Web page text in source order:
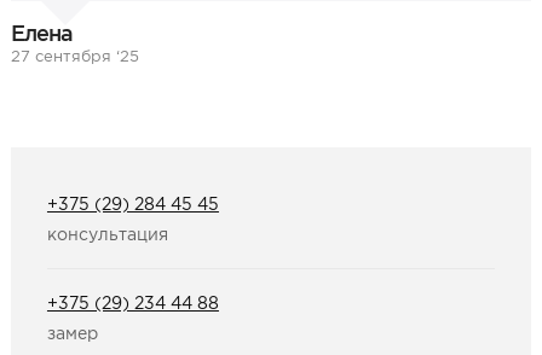
Елена
27 сентября ‘25
+375 (29) 284 45 45
консультация
+375 (29) 234 44 88
замер